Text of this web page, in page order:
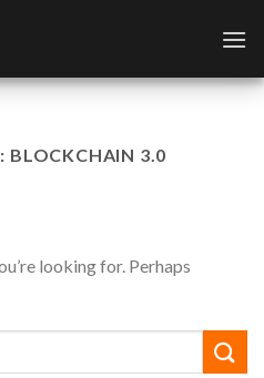
BLOCKCHAIN 3.0
looking for. Perhaps